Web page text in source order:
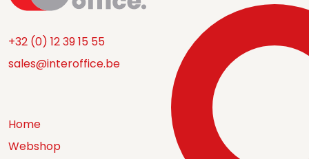
+32 (0) 12 39 15 55
sales@interoffice.be
Home
Webshop